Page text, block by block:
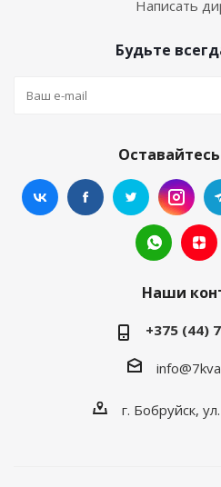
Написать
Будьте
Наши
+375 (44)
г. Бобруйск,